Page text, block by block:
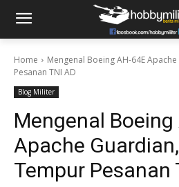
Home
Mengenal Boeing AH-64E
Pesanan TNI AD
Blog Militer
Mengenal Boeing
Apache
Tempur Pesanan